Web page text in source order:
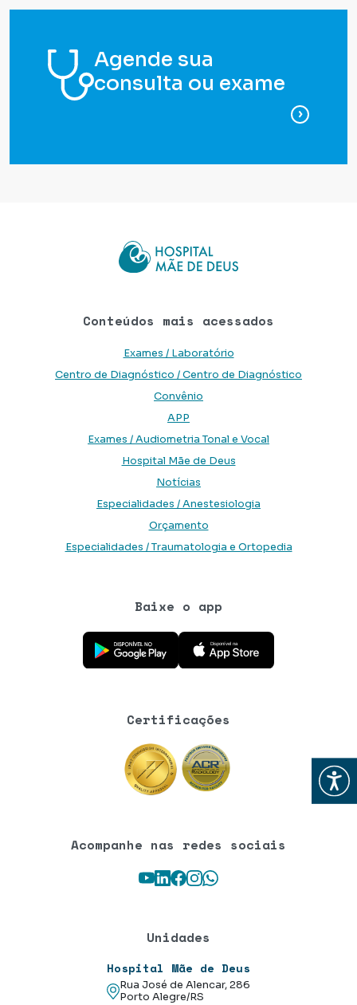
Abrir
Agende sua
consulta ou exame
para
Conteúdos mais acessados
Exames / Laboratório
Centro de Diagnóstico / Centro de Diagnóstico
Convênio
APP
Exames / Audiometria Tonal e Vocal
Hospital Mãe de Deus
Notícias
Especialidades / Anestesiologia
Orçamento
Especialidades / Traumatologia e Ortopedia
Baixe o app
Baixe o aplicativo na Google Play Store
Baixe o aplicativo na App Store
Certificações
Acompanhe nas redes sociais
Youtube
LinkedIn
Facebook
Instagram
WhatsApp
Unidades
Hospital Mãe de Deus
Rua José de Alencar, 286
Porto Alegre/RS